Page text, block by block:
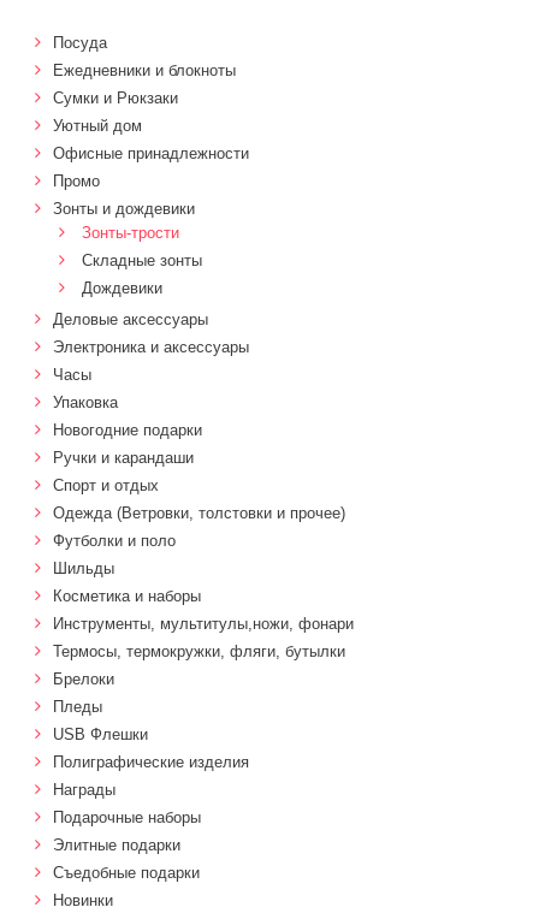
Посуда
Ежедневники и блокноты
Сумки и Рюкзаки
Уютный дом
Офисные принадлежности
Промо
Зонты и дождевики
Зонты-трости
Складные зонты
Дождевики
Деловые аксессуары
Электроника и аксессуары
Часы
Упаковка
Новогодние подарки
Ручки и карандаши
Спорт и отдых
Одежда (Ветровки, толстовки и прочее)
Футболки и поло
Шильды
Косметика и наборы
Инструменты, мультитулы,ножи, фонари
Термосы, термокружки, фляги, бутылки
Брелоки
Пледы
USB Флешки
Полиграфические изделия
Награды
Подарочные наборы
Элитные подарки
Cъедобные подарки
Новинки